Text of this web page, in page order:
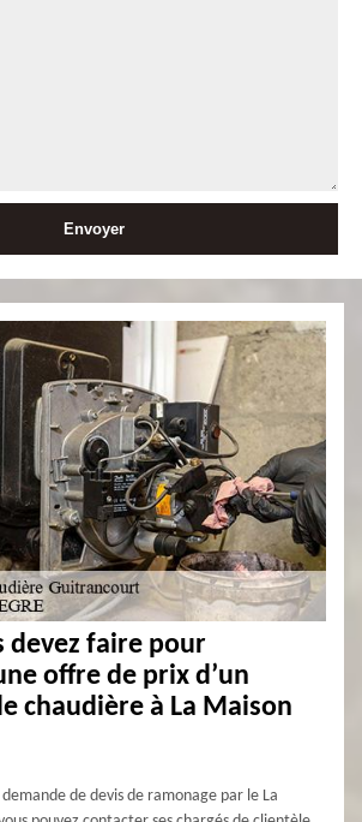
devez faire pour
offre de prix d’un
chaudière à La Maison
demande de devis de ramonage par le La